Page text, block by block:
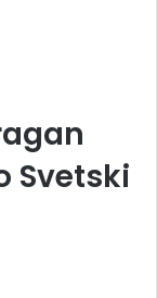
Svetski